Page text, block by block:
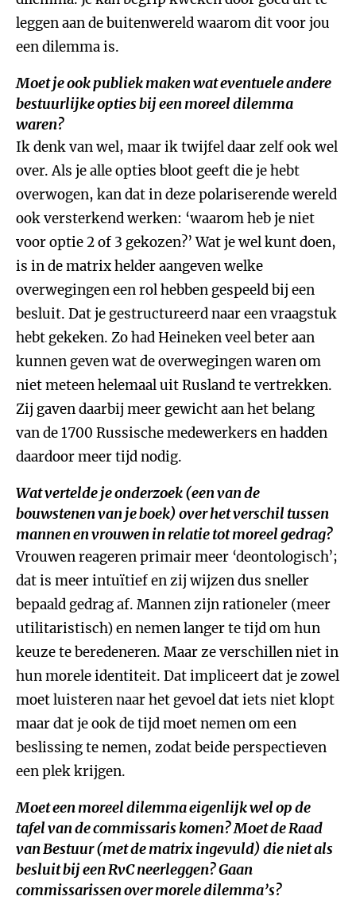
leggen aan de buitenwereld waarom dit voor jou
een dilemma is.
Moet je ook publiek maken wat eventuele andere
bestuurlijke opties bij een moreel dilemma
waren?
Ik denk van wel, maar ik twijfel daar zelf ook wel
over. Als je alle opties bloot geeft die je hebt
overwogen, kan dat in deze polariserende wereld
ook versterkend werken: ‘waarom heb je niet
voor optie 2 of 3 gekozen?’ Wat je wel kunt doen,
is in de matrix helder aangeven welke
overwegingen een rol hebben gespeeld bij een
besluit. Dat je gestructureerd naar een vraagstuk
hebt gekeken. Zo had Heineken veel beter aan
kunnen geven wat de overwegingen waren om
niet meteen helemaal uit Rusland te vertrekken.
Zij gaven daarbij meer gewicht aan het belang
van de 1700 Russische medewerkers en hadden
daardoor meer tijd nodig.
Wat vertelde je onderzoek (een van de
bouwstenen van je boek) over het verschil tussen
mannen en vrouwen in relatie tot moreel gedrag?
Vrouwen reageren primair meer ‘deontologisch’;
dat is meer intuïtief en zij wijzen dus sneller
bepaald gedrag af. Mannen zijn rationeler (meer
utilitaristisch) en nemen langer te tijd om hun
keuze te beredeneren. Maar ze verschillen niet in
hun morele identiteit. Dat impliceert dat je zowel
moet luisteren naar het gevoel dat iets niet klopt
maar dat je ook de tijd moet nemen om een
beslissing te nemen, zodat beide perspectieven
een plek krijgen.
Moet een moreel dilemma eigenlijk wel op de
tafel van de commissaris komen? Moet de Raad
van Bestuur (met de matrix ingevuld) die niet als
besluit bij een RvC neerleggen? Gaan
commissarissen over morele dilemma’s?